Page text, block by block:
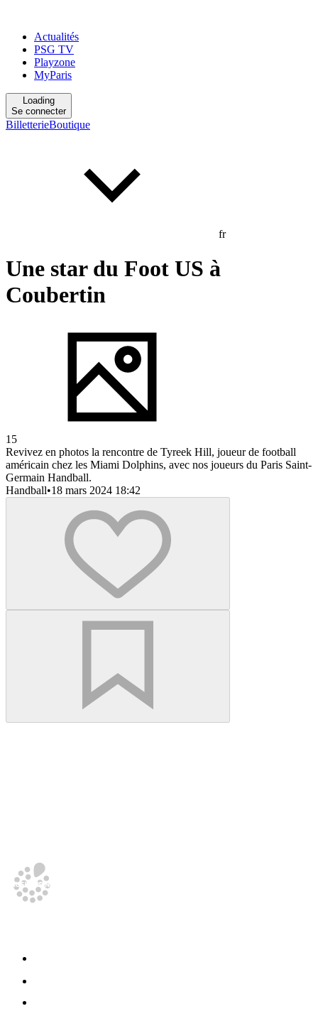
Actualités
PSG TV
Playzone
MyParis
Loading
Se connecter
BilletterieBoutique
fr
Une star du Foot US à
Coubertin
15
Revivez en photos la rencontre de Tyreek Hill, joueur de football
américain chez les Miami Dolphins, avec nos joueurs du Paris Saint-
Germain Handball.
Handball•18 mars 2024 18:42